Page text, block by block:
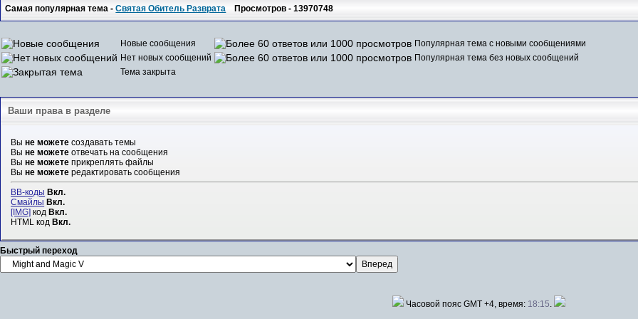
Самая популярная тема -Святая Обитель Разврата Просмотров - 13970748
Новые сообщения
Популярная тема с новыми сообщениями
Нет новых сообщений
Популярная тема без новых сообщений
Тема закрыта
Ваши права в разделе
Выне можете создавать темы
Выне можете отвечать на сообщения
Выне можете прикреплять файлы
Выне можете редактировать сообщения
BB-коды Вкл.
Смайлы Вкл.
[IMG] код Вкл.
HTML код Вкл.
Быстрый переход
Часовой пояс GMT +4, время: 18:15